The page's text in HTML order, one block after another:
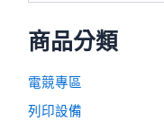
商品分類
電競專區
列印設備